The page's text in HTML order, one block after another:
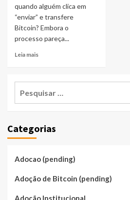
quando alguém clica em
“enviar” e transfere
Bitcoin? Embora o
processo pareça...
Leia mais
Categorias
Adocao (pending)
Adoção de Bitcoin (pending)
Adoção Institucional